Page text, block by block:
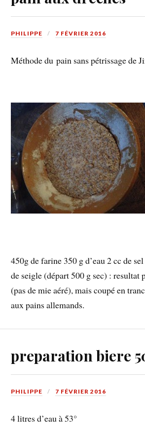
PHILIPPE 7 FÉVRIER 2016
Méthode du pain sans pétrissage de
450g de farine 350 g d’eau 2 cc de
de seigle (départ 500 g sec) : resultat
(pas de mie aéré), mais coupé en
aux pains allemands.
preparation biere
PHILIPPE 7 FÉVRIER 2016
4 litres d’eau à 53°